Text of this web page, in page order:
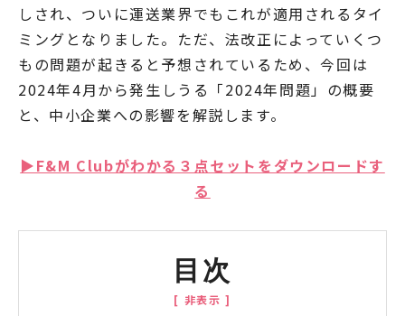
しされ、ついに運送業界でもこれが適用されるタイ
ミングとなりました。ただ、法改正によっていくつ
もの問題が起きると予想されているため、今回は
2024年4月から発生しうる「2024年問題」の概要
と、中小企業への影響を解説します。
▶︎F&M Clubがわかる３点セットをダウンロードす
る
目次